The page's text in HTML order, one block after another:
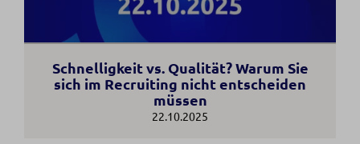
Schnelligkeit vs. Qualität? Warum Sie
sich im Recruiting nicht entscheiden
müssen
22.10.2025